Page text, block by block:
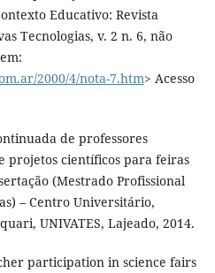
Educativo: Revista
Tecnologias, v. 2 n. 6, não
2000/4/nota-7.htm> Acesso
de professores
projetos científicos para feiras
(Mestrado Profissional
– Centro Universitário,
UNIVATES, Lajeado, 2014.
participation in science fairs